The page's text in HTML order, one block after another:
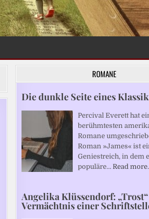
ROMANE
Die dunkle Seite eines
Percival Everett hat
berühmtesten
Romane
Roman »James« ist
Geniestreich, in dem
populäre… Read
Angelika Klüssendorf:
Vermächtnis einer